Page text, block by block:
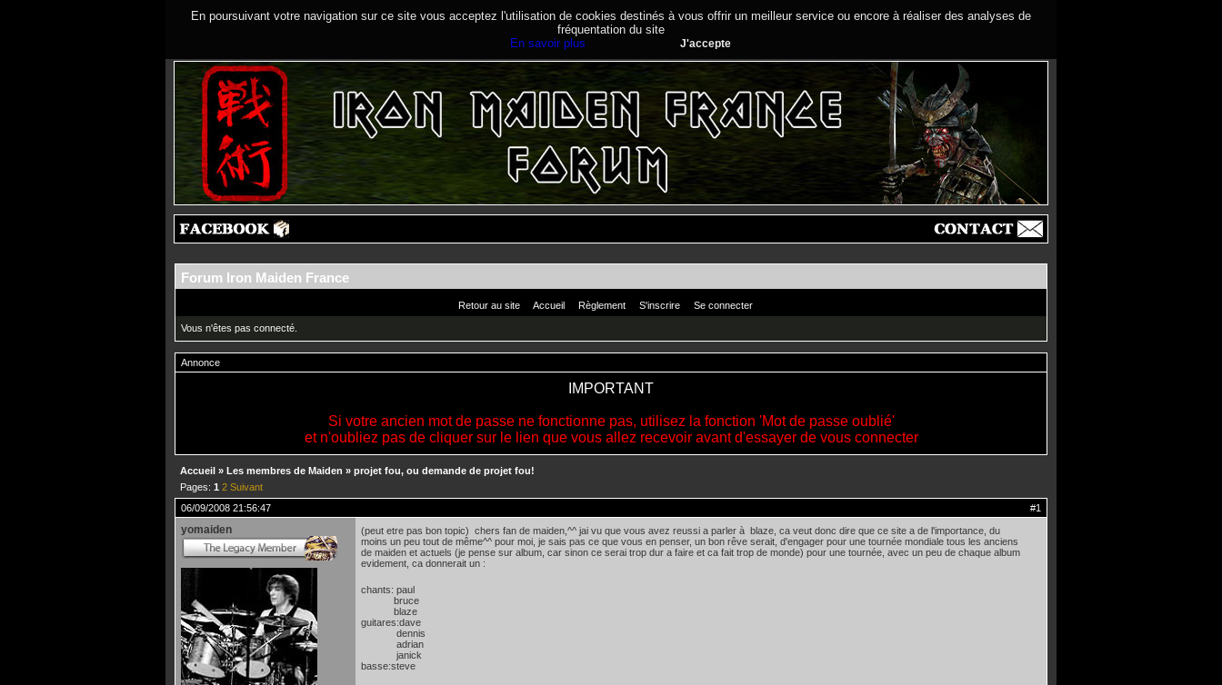
En poursuivant votre navigation sur ce site vous acceptez l'utilisation de cookies destinés à vous offrir un meilleur service ou encore à réaliser des analyses de
fréquentation du site
En savoir plus
J'accepte
Forum Iron Maiden France
Retour au site Accueil Règlement S'inscrire Se connecter
Vous n'êtes pas connecté.
Annonce
IMPORTANT
Si votre ancien mot de passe ne fonctionne pas, utilisez la fonction 'Mot de passe oublié'
et n'oubliez pas de cliquer sur le lien que vous allez recevoir avant d'essayer de vous connecter
Accueil » Les membres de Maiden » projet fou, ou demande de projet fou!
Pages: 1 2 Suivant
#1
06/09/2008 21:56:47
yomaiden
(peut etre pas bon topic) chers fan de maiden,^^ jai vu que vous avez reussi a parler à blaze, ca veut donc dire que ce site a de l'importance, du
moins un peu tout de même^^ pour moi, je sais pas ce que vous en penser, un bon rêve serait, d'engager pour une tournée mondiale tous les anciens
de maiden et actuels (je pense sur album, car sinon ce serai trop dur a faire et ca fait trop de monde) pour une tournée, avec un peu de chaque album
evidement, ca donnerait un :
chants: paul
bruce
blaze
guitares:dave
dennis
adrian
janick
basse:steve